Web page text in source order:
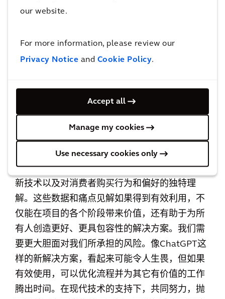
our website.
For more information, please review our
Privacy Notice and Cookie Policy.
Accept all
Manage my cookies
Use necessary cookies only
需要采取紧急行动加快这个进程。项目需要采取
力等挑战对弱势社区的影响尤为严重。这种紧迫
性要求所有利益相关方立即采取行动，为所有人
时，应考虑自然和生物多样性、碳排放和社会影
响。
没有单一的解决方案或组织可以拥有所有答案。
与其他志同道合的组织进行集体工作和合
作可以帮助行业进步。例如，数字革新者带来了
新技术以及对消费者购买行为和偏好的独特理
解。这些数据和痛点见解如果得到有效利用，不
仅能在项目的各个阶段带来价值，还有助于为所
有人创造更好、更具包容性的解决方案。我们需
要更大胆面对我们所承担的风险。像ChatGPT这
样的新解决方案，看起来可能令人生畏，但如果
有效使用，可以优化流程并为其它有价值的工作
腾出时间。在现代技术的支持下，共同努力，抛